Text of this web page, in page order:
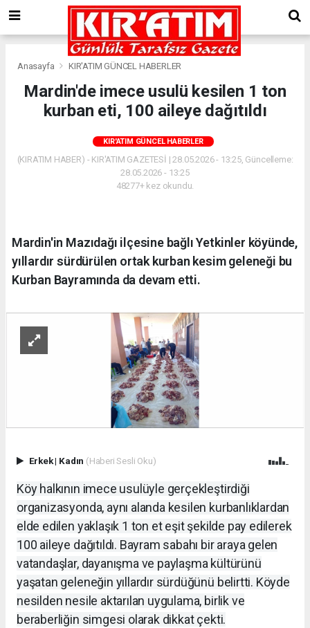
Anasayfa KIR'ATIM GÜNCEL HABERLER
Mardin'de imece usulü kesilen 1 ton
kurban eti, 100 aileye dağıtıldı
KIR'ATIM GÜNCEL HABERLER
(KIRATIM HABER) - KIR'ATIM GAZETESİ | 28.05.2026 - 13:25, Güncelleme:
28.05.2026 - 13:25
48277+ kez okundu.
Mardin'in Mazıdağı ilçesine bağlı Yetkinler köyünde,
yıllardır sürdürülen ortak kurban kesim geleneği bu
Kurban Bayramında da devam etti.
Erkek| Kadın (Haberi Sesli Oku)
Köy halkının imece usulüyle gerçekleştirdiği
organizasyonda, aynı alanda kesilen kurbanlıklardan
elde edilen yaklaşık 1 ton et eşit şekilde pay edilerek
100 aileye dağıtıldı. Bayram sabahı bir araya gelen
vatandaşlar, dayanışma ve paylaşma kültürünü
yaşatan geleneğin yıllardır sürdüğünü belirtti. Köyde
nesilden nesile aktarılan uygulama, birlik ve
beraberliğin simgesi olarak dikkat çekti.